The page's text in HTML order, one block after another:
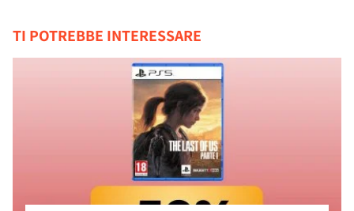
TI POTREBBE INTERESSARE